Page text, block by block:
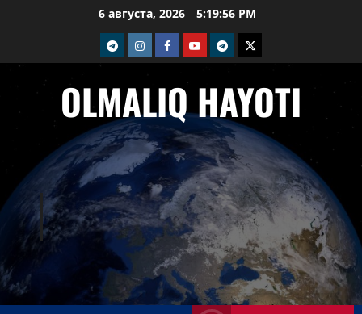
6 августа, 2026 5:19:57 PM
telegramInstagramFacebook
Youtubetelegram+
Twitter
OLMALIQ HAYOTI